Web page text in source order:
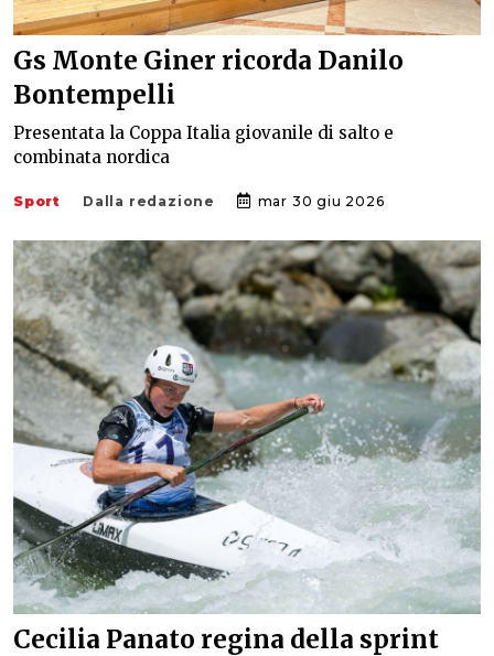
Gs Monte Giner ricorda Danilo
Bontempelli
Presentata la Coppa Italia giovanile di salto e
combinata nordica
Sport Dalla redazione mar 30 giu 2026
Cecilia Panato regina della sprint